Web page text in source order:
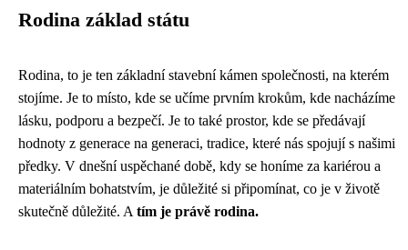
Rodina základ státu
Rodina, to je ten základní stavební kámen společnosti, na kterém
stojíme. Je to místo, kde se učíme prvním krokům, kde nacházíme
lásku, podporu a bezpečí. Je to také prostor, kde se předávají
hodnoty z generace na generaci, tradice, které nás spojují s našimi
předky. V dnešní uspěchané době, kdy se honíme za kariérou a
materiálním bohatstvím, je důležité si připomínat, co je v životě
skutečně důležité. A tím je právě rodina.